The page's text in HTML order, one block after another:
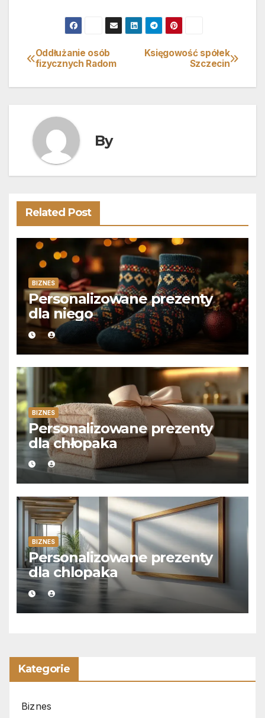
Nawigacja
wpisu
Księgowość spółek
Szczecin
Oddłużanie osób
fizycznych Radom
By
Related Post
BIZNES
Personalizowane prezenty
dla niego
BIZNES
Personalizowane prezenty
dla chłopaka
BIZNES
Personalizowane prezenty
dla chlopaka
Kategorie
Biznes